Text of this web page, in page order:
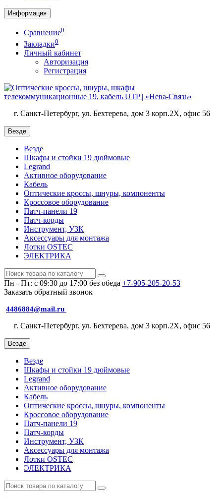
Информация
Сравнение0
Закладки0
Личный кабинет
Авторизация
Регистрация
г. Санкт-Петербург, ул. Бехтерева, дом 3 корп.2X, офис 56
Везде
Везде
Шкафы и стойки 19 дюймовые
Legrand
Активное оборудование
Кабель
Оптические кроссы, шнуры, компоненты
Кроссовое оборудование
Патч-панели 19
Патч-корды
Инструмент, УЗК
Аксессуары для монтажа
Лотки OSTEC
ЭЛЕКТРИКА
Пн - Пт: с 09:30 до 17:00 без обеда +7-905-205-20-53
Заказать обратный звонок
4486884@mail.ru
г. Санкт-Петербург, ул. Бехтерева, дом 3 корп.2X, офис 56
Везде
Везде
Шкафы и стойки 19 дюймовые
Legrand
Активное оборудование
Кабель
Оптические кроссы, шнуры, компоненты
Кроссовое оборудование
Патч-панели 19
Патч-корды
Инструмент, УЗК
Аксессуары для монтажа
Лотки OSTEC
ЭЛЕКТРИКА